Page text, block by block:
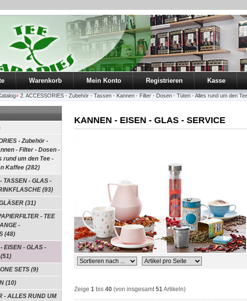
Warenkorb Mein Konto Registrieren Kasse
» 2. ACCESSORIES - Zubehör - Tassen - Kannen - Filter - Dosen - Tüten - Alles rund um den
- Zubehör -
- Filter - Dosen -
rund um den Tee -
Kaffee (282)
TASSEN - GLAS -
(93)
(31)
- TEE
-
(48)
EISEN - GLAS -
SETS (9)
(10)
- ALLES RUND UM
KANNEN - EISEN - GLAS - SERVICE
Zeige 1 bis 40 (von insgesamt51Artikeln)